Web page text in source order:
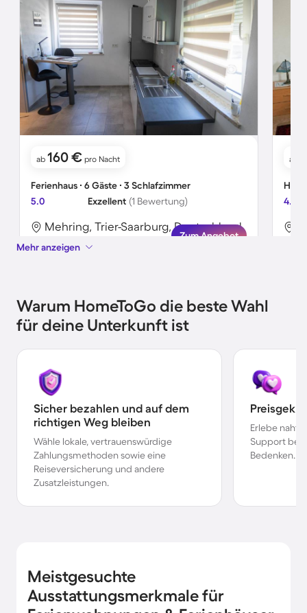
ab 160 € pro Nacht
Ferienhaus ∙ 6 Gäste ∙ 3 Schlafzimmer
5.0
Exzellent (1 Bewertung)
Mehring, Trier-Saarburg, Deutschland
Zum Angebot
ab
4.3
Mehr anzeigen
Warum HomeToGo die beste Wahl
für deine Unterkunft ist
Sicher bezahlen und auf dem
richtigen Weg bleiben
Wähle lokale, vertrauenswürdige
Zahlungsmethoden sowie eine
Reiseversicherung und andere
Zusatzleistungen.
Erlebe
Support bei
Bedenken.
Meistgesuchte
Ausstattungsmerkmale für